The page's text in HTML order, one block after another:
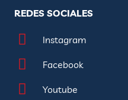
REDES SOCIALES
Instagram
Facebook
Youtube